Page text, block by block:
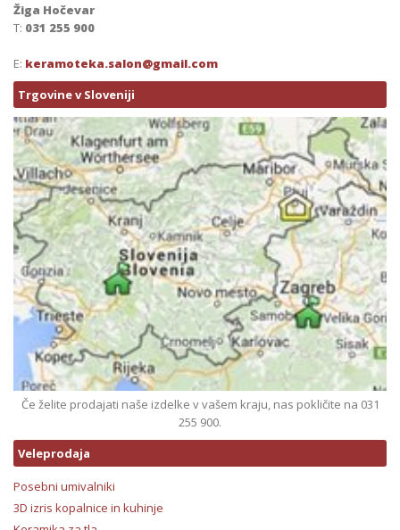
Žiga Hočevar
T: 031 255 900
E: keramoteka.salon@gmail.com
Trgovine v Sloveniji
Če želite prodajati naše izdelke v vašem kraju, nas pokličite na 031
255 900.
Veleprodaja
Posebni umivalniki
3D izris kopalnice in kuhinje